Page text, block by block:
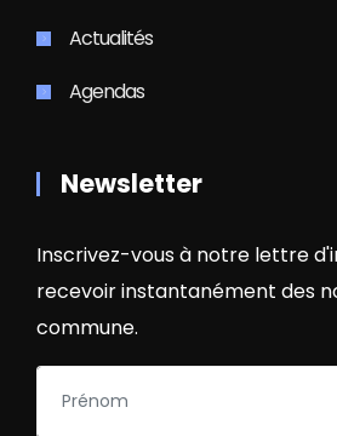
Actualités
Agendas
Newsletter
Inscrivez-vous à notre lettre
recevoir instantanément des
commune.